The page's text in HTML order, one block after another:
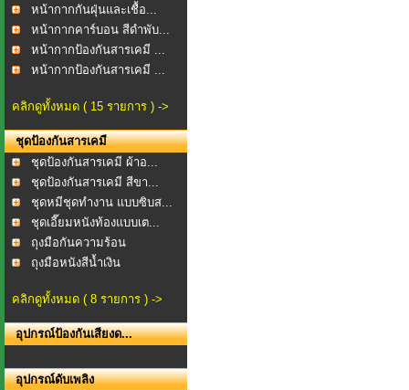
หน้ากากกันฝุ่นและเชื้อ...
หน้ากากคาร์บอน สีดำพับ...
หน้ากากป้องกันสารเคมี ...
หน้ากากป้องกันสารเคมี ...
คลิกดูทั้งหมด ( 15 รายการ ) ->
ชุดป้องกันสารเคมี
ชุดป้องกันสารเคมี ผ้าอ...
ชุดป้องกันสารเคมี สีขา...
ชุดหมีชุดทำงาน แบบซิบส...
ชุดเอี๊ยมหนังท้องแบบเต...
ถุงมือกันความร้อน
ถุงมือหนังสีน้ำเงิน
คลิกดูทั้งหมด ( 8 รายการ ) ->
อุปกรณ์ป้องกันเสียงด...
อุปกรณ์ดับเพลิง